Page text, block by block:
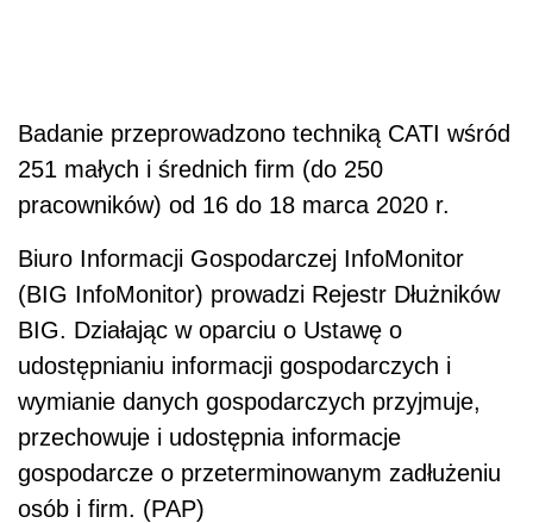
Badanie przeprowadzono techniką CATI wśród
251 małych i średnich firm (do 250
pracowników) od 16 do 18 marca 2020 r.
Biuro Informacji Gospodarczej InfoMonitor
(BIG InfoMonitor) prowadzi Rejestr Dłużników
BIG. Działając w oparciu o Ustawę o
udostępnianiu informacji gospodarczych i
wymianie danych gospodarczych przyjmuje,
przechowuje i udostępnia informacje
gospodarcze o przeterminowanym zadłużeniu
osób i firm. (PAP)